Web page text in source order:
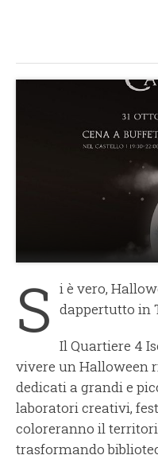
S i è vero,
dappertutto in
Il Quartiere 4
vivere un Halloween
dedicati a grandi e
laboratori creativi,
coloreranno il
trasformando